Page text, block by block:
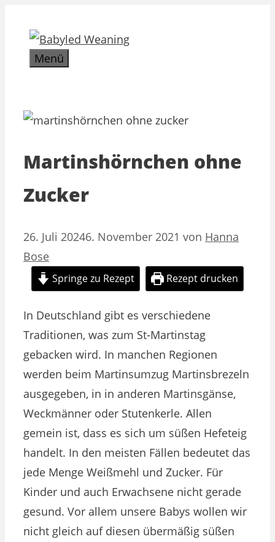
Inhalt
springenMenü
Martinshörnchen ohne
Zucker
26. Juli 20246. November 2021 von Hanna
Bose
Springe zu Rezept Rezept drucken
In Deutschland gibt es verschiedene
Traditionen, was zum St-Martinstag
gebacken wird. In manchen Regionen
werden beim Martinsumzug Martinsbrezeln
ausgegeben, in in anderen Martinsgänse,
Weckmänner oder Stutenkerle. Allen
gemein ist, dass es sich um süßen Hefeteig
handelt. In den meisten Fällen bedeutet das
jede Menge Weißmehl und Zucker. Für
Kinder und auch Erwachsene nicht gerade
gesund. Vor allem unsere Babys wollen wir
nicht gleich auf diesen übermäßig süßen